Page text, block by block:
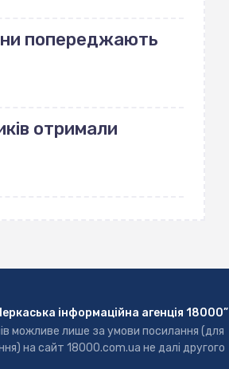
попереджають
отримали
інформаційна агенція 18000”
можливе лише за умови посилання (для
на сайт 18000.com.ua не далі другого